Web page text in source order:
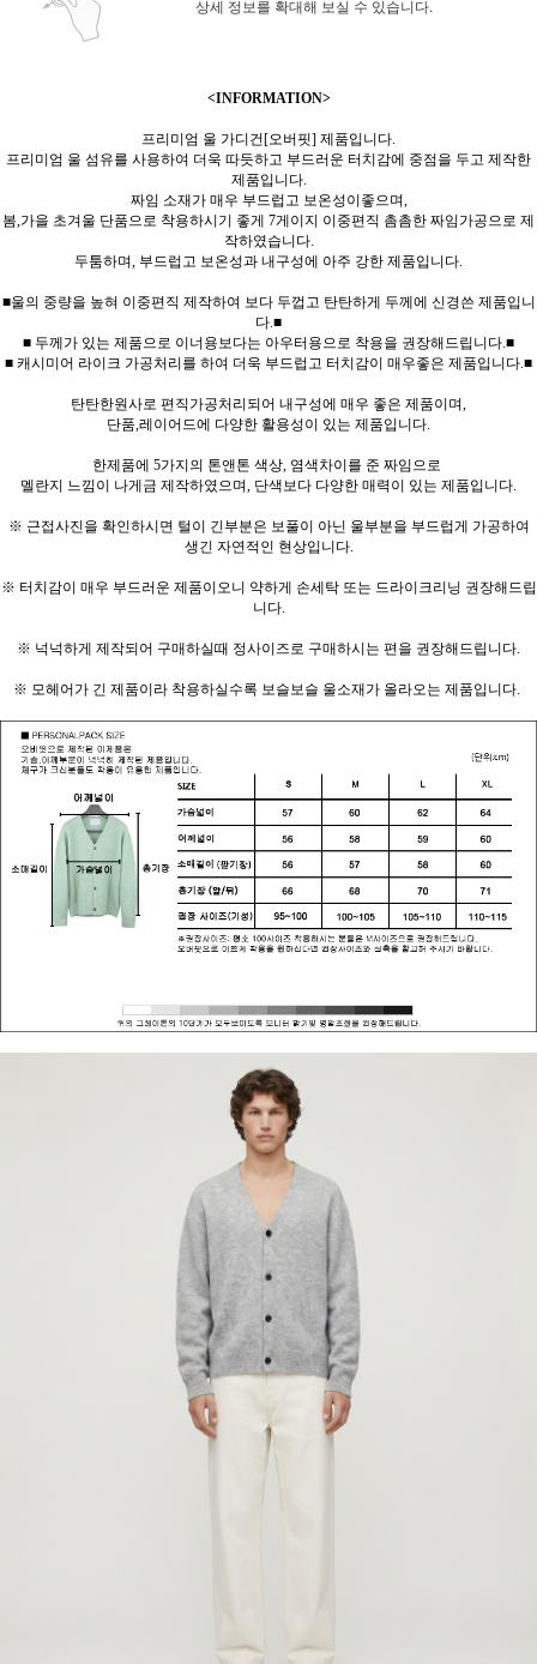
상세 정보를 확대해 보실 수 있습니다.
<INFORMATION>
프리미엄 울 가디건[오버핏] 제품입니다.
프리미엄 울 섬유를 사용하여 더욱 따듯하고 부드러운 터치감에 중점을 두고 제작한
제품입니다.
짜임 소재가 매우 부드럽고 보온성이좋으며,
봄,가을 초겨울 단품으로 착용하시기 좋게 7게이지 이중편직 촘촘한 짜임가공으로 제
작하였습니다.
두툼하며, 부드럽고 보온성과 내구성에 아주 강한 제품입니다.
■울의 중량을 높혀 이중편직 제작하여 보다 두껍고 탄탄하게 두께에 신경쓴 제품입니
다.■
■ 두께가 있는 제품으로 이너용보다는 아우터용으로 착용을 권장해드립니다.■
■ 캐시미어 라이크 가공처리를 하여 더욱 부드럽고 터치감이 매우좋은 제품입니다.■
탄탄한원사로 편직가공처리되어 내구성에 매우 좋은 제품이며,
단품,레이어드에 다양한 활용성이 있는 제품입니다.
한제품에 5가지의 톤앤톤 색상, 염색차이를 준 짜임으로
멜란지 느낌이 나게금 제작하였으며, 단색보다 다양한 매력이 있는 제품입니다.
※ 근접사진을 확인하시면 털이 긴부분은 보풀이 아닌 울부분을 부드럽게 가공하여
생긴 자연적인 현상입니다.
※ 터치감이 매우 부드러운 제품이오니 약하게 손세탁 또는 드라이크리닝 권장해드립
니다.
※ 넉넉하게 제작되어 구매하실때 정사이즈로 구매하시는 편을 권장해드립니다.
※ 모헤어가 긴 제품이라 착용하실수록 보슬보슬 울소재가 올라오는 제품입니다.